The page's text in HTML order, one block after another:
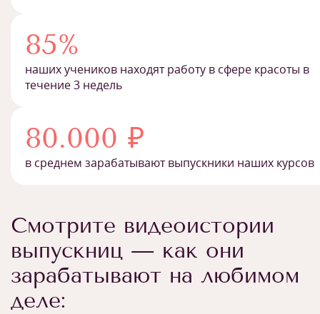
85%
наших учеников находят работу в сфере красоты в
течение 3 недель
80.000 ₽
в среднем зарабатывают выпускники наших курсов
Смотрите видеоистории
выпускниц — как они
зарабатывают на любимом
деле: